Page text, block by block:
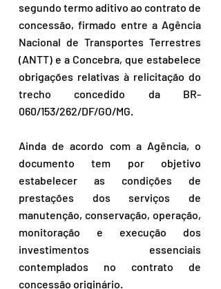
segundo termo aditivo ao contrato de
concessão, firmado entre a Agência
Nacional de Transportes Terrestres
(ANTT) e a Concebra, que estabelece
obrigações relativas à relicitação do
trecho concedido da BR-
060/153/262/DF/GO/MG.
Ainda de acordo com a Agência, o
documento tem por objetivo
estabelecer as condições de
prestações dos serviços de
manutenção, conservação, operação,
monitoração e execução dos
investimentos essenciais
contemplados no contrato de
concessão originário.